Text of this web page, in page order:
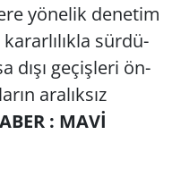
yö­ne­lik de­ne­tim
sür­dü­
dışı ge­çiş­le­ri ön­
ara­lık­sız
: MAVİ